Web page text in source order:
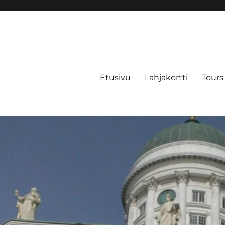
Etusivu Lahjakortti